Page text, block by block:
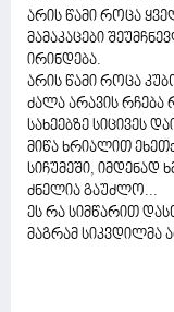
არის წამი როცა
მამაკაცები
ირინდება.
არის წამი როცა
ძალა არავის
სახეებზე სიცივეს
მიწა ხრიალით
სიჩუმეში, იმდენად
ძნელია გაუძლო...
ეს რა სიმწარით
მაგრამ სიკვდილმა